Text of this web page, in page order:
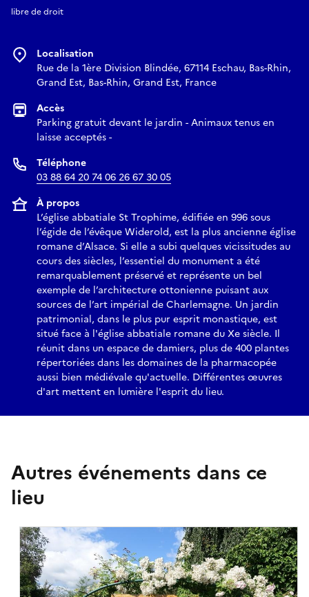
libre de droit
Localisation
Rue de la 1ère Division Blindée, 67114 Eschau, Bas-Rhin,
Grand Est, Bas-Rhin, Grand Est, France
Accès
Parking gratuit devant le jardin - Animaux tenus en
laisse acceptés -
Téléphone
03 88 64 20 74 06 26 67 30 05
À propos
L’église abbatiale St Trophime, édifiée en 996 sous
l’égide de l’évêque Widerold, est la plus ancienne église
romane d’Alsace. Si elle a subi quelques vicissitudes au
cours des siècles, l’essentiel du monument a été
remarquablement préservé et représente un bel
exemple de l’architecture ottonienne puisant aux
sources de l’art impérial de Charlemagne. Un jardin
patrimonial, dans le plus pur esprit monastique, est
situé face à l'église abbatiale romane du Xe siècle. Il
réunit dans un espace de damiers, plus de 400 plantes
répertoriées dans les domaines de la pharmacopée
aussi bien médiévale qu'actuelle. Différentes œuvres
d'art mettent en lumière l'esprit du lieu.
Autres événements dans ce
lieu